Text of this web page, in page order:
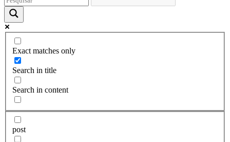
Exact matches only
Search in title
Search in content
post